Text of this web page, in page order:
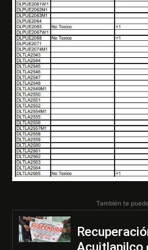
También te
Acuitlapilco